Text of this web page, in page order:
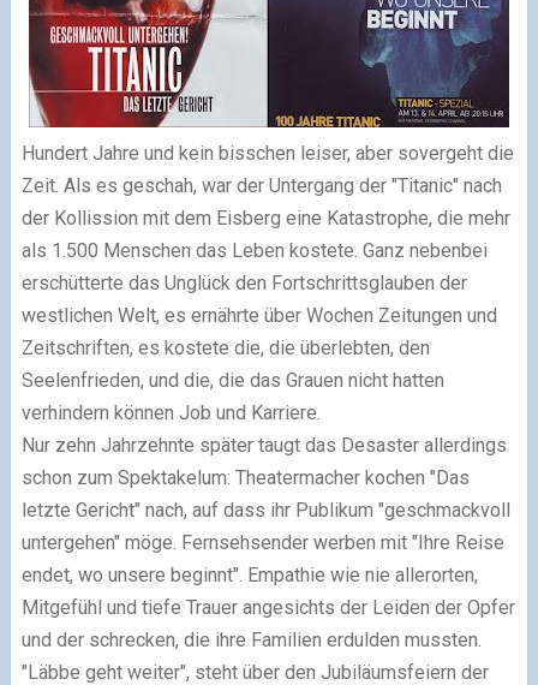
Hundert Jahre und kein bisschen leiser, aber sovergeht die
Zeit. Als es geschah, war der Untergang der "Titanic" nach
der Kollission mit dem Eisberg eine Katastrophe, die mehr
als 1.500 Menschen das Leben kostete. Ganz nebenbei
erschütterte das Unglück den Fortschrittsglauben der
westlichen Welt, es ernährte über Wochen Zeitungen und
Zeitschriften, es kostete die, die überlebten, den
Seelenfrieden, und die, die das Grauen nicht hatten
verhindern können Job und Karriere.
Nur zehn Jahrzehnte später taugt das Desaster allerdings
schon zum Spektakelum: Theatermacher kochen "Das
letzte Gericht" nach, auf dass ihr Publikum "geschmackvoll
untergehen" möge. Fernsehsender werben mit "Ihre Reise
endet, wo unsere beginnt". Empathie wie nie allerorten,
Mitgefühl und tiefe Trauer angesichts der Leiden der Opfer
und der schrecken, die ihre Familien erdulden mussten.
"Läbbe geht weiter", steht über den Jubiläumsfeiern der